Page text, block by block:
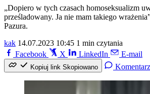
„Dopiero w tych czasach homoseksualizm
prześladowany. Ja nie mam takiego
Pazura.
kak 14.07.2023 10:45 1 min czytania
Facebook
X LinkedIn E-mail
Kopiuj link Skopiowano